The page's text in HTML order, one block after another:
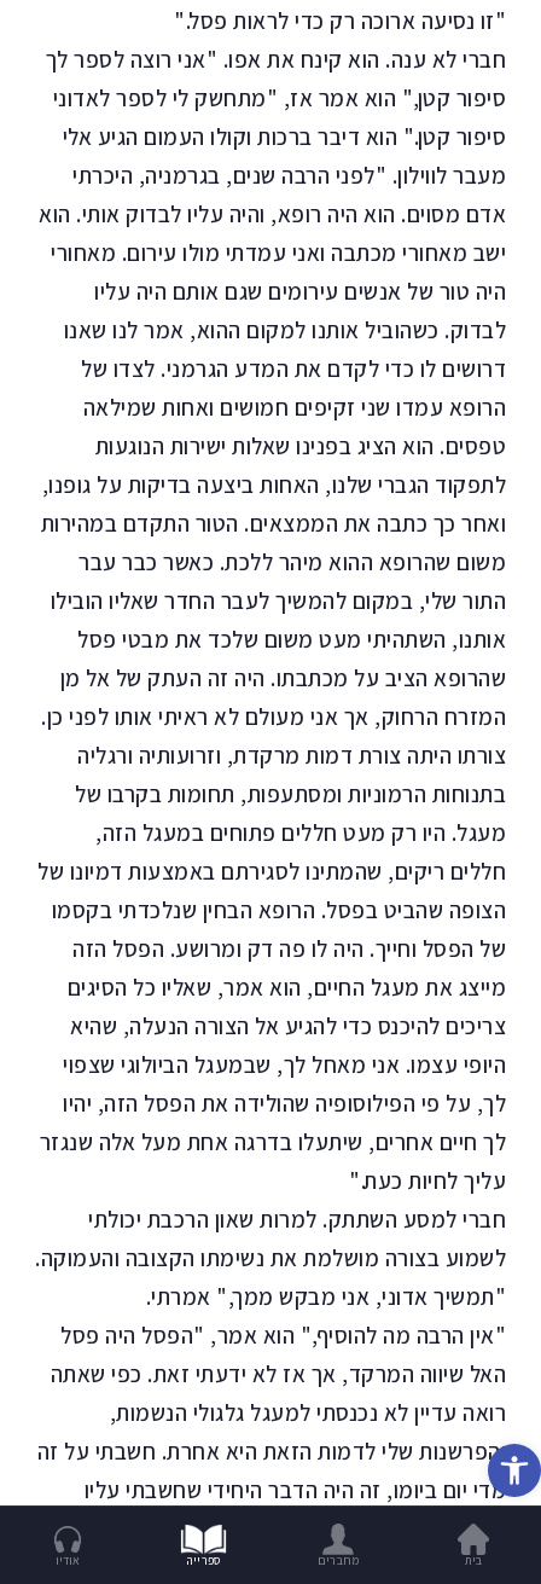
פתח סרגל נגישות
"זו נסיעה ארוכה רק כדי לראות פסל."
חברי לא ענה. הוא קינח את אפו. "אני רוצה לספר לך
סיפור קטן," הוא אמר אז, "מתחשק לי לספר לאדוני
סיפור קטן." הוא דיבר ברכות וקולו העמום הגיע אלי
מעבר לווילון. "לפני הרבה שנים, בגרמניה, היכרתי
אדם מסוים. הוא היה רופא, והיה עליו לבדוק אותי. הוא
ישב מאחורי מכתבה ואני עמדתי מולו עירום. מאחורי
היה טור של אנשים עירומים שגם אותם היה עליו
לבדוק. כשהוביל אותנו למקום ההוא, אמר לנו שאנו
דרושים לו כדי לקדם את המדע הגרמני. לצדו של
הרופא עמדו שני זקיפים חמושים ואחות שמילאה
טפסים. הוא הציג בפנינו שאלות ישירות הנוגעות
לתפקוד הגברי שלנו, האחות ביצעה בדיקות על גופנו,
ואחר כך כתבה את הממצאים. הטור התקדם במהירות
משום שהרופא ההוא מיהר ללכת. כאשר כבר עבר
התור שלי, במקום להמשיך לעבר החדר שאליו הובילו
אותנו, השתהיתי מעט משום שלכד את מבטי פסל
שהרופא הציב על מכתבתו. היה זה העתק של אל מן
המזרח הרחוק, אך אני מעולם לא ראיתי אותו לפני כן.
צורתו היתה צורת דמות מרקדת, וזרועותיה ורגליה
בתנוחות הרמוניות ומסתעפות, תחומות בקרבו של
מעגל. היו רק מעט חללים פתוחים במעגל הזה,
חללים ריקים, שהמתינו לסגירתם באמצעות דמיונו של
הצופה שהביט בפסל. הרופא הבחין שנלכדתי בקסמו
של הפסל וחייך. היה לו פה דק ומרושע. הפסל הזה
מייצג את מעגל החיים, הוא אמר, שאליו כל הסיגים
צריכים להיכנס כדי להגיע אל הצורה הנעלה, שהיא
היופי עצמו. אני מאחל לך, שבמעגל הביולוגי שצפוי
לך, על פי הפילוסופיה שהולידה את הפסל הזה, יהיו
לך חיים אחרים, שיתעלו בדרגה אחת מעל אלה שנגזר
עליך לחיות כעת."
חברי למסע השתתק. למרות שאון הרכבת יכולתי
לשמוע בצורה מושלמת את נשימתו הקצובה והעמוקה.
"תמשיך אדוני, אני מבקש ממך," אמרתי.
"אין הרבה מה להוסיף," הוא אמר, "הפסל היה פסל
האל שיווה המרקד, אך אז לא ידעתי זאת. כפי שאתה
רואה עדיין לא נכנסתי למעגל גלגולי הנשמות,
והפרשנות שלי לדמות הזאת היא אחרת. חשבתי על זה
מדי יום ביומו, זה היה הדבר היחידי שחשבתי עליו
בשנים הללו."
"כמה שנים חלפו מאז?"
בית מחברים ספרייה אודיו